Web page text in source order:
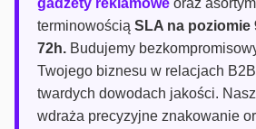
terminowością SLA na poziomie
72h. Budujemy
Twojego biznesu w relacjach
twardych dowodach jakości.
wdraża precyzyjne znakowanie